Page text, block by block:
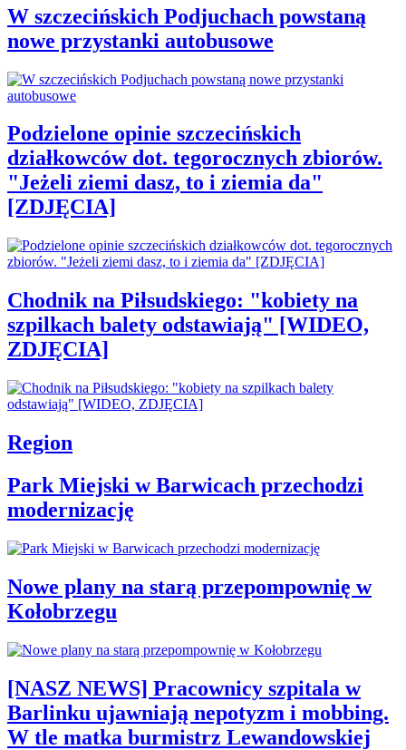
W szczecińskich Podjuchach powstaną
nowe przystanki autobusowe
Podzielone opinie szczecińskich
działkowców dot. tegorocznych zbiorów.
"Jeżeli ziemi dasz, to i ziemia da"
[ZDJĘCIA]
Chodnik na Piłsudskiego: "kobiety na
szpilkach balety odstawiają" [WIDEO,
ZDJĘCIA]
Region
Park Miejski w Barwicach przechodzi
modernizację
Nowe plany na starą przepompownię w
Kołobrzegu
[NASZ NEWS] Pracownicy szpitala w
Barlinku ujawniają nepotyzm i mobbing.
W tle matka burmistrz Lewandowskiej